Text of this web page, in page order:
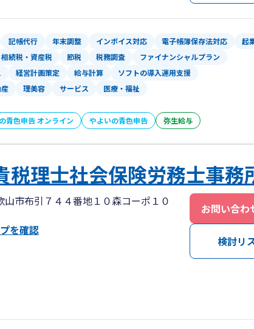
記帳代行 年末調整 インボイス対応 電子帳簿保存法対応
起
相続税・資産税 節税 税務調査
ファイナンシャルプラン
経営計画策定 給与計算 ソフトの導入運用支援
理美容 サービス 医療・福祉
青色申告 オンライン やよいの青色申告 弥生給与
税理士社会保険労務士事務
山市布引７４４番地１０森コーポ１０
を確認
お問い合わ
検討リ